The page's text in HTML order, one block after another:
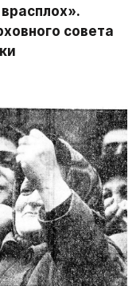
совета